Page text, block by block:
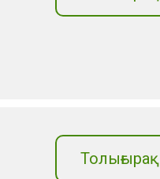
Толығырақ